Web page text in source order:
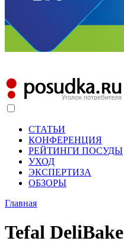
СТАТЬИ
КОНФЕРЕНЦИЯ
РЕЙТИНГИ ПОСУДЫ
УХОД
ЭКСПЕРТИЗА
ОБЗОРЫ
Главная
Tefal